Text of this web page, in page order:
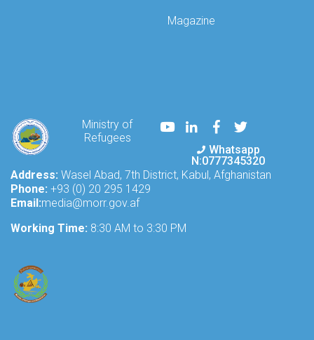
Magazine
Ministry of
Refugees
YoutubeLinkedInFacebook
Twitter
Whatsapp
N:0777345320
Address: Wasel Abad, 7th District, Kabul, Afghanistan
Phone: +93 (0) 20 295 1429
Email:media@morr.gov.af
Working Time: 8:30 AM to 3:30 PM